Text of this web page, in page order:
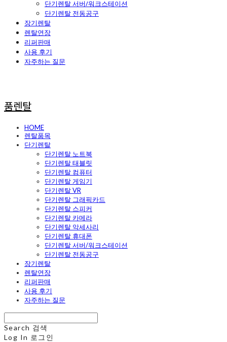
단기렌탈 서버/워크스테이션
단기렌탈 전동공구
장기렌탈
렌탈연장
리퍼판매
사용 후기
자주하는 질문
품렌탈
HOME
렌탈품목
단기렌탈
단기렌탈 노트북
단기렌탈 태블릿
단기렌탈 컴퓨터
단기렌탈 게임기
단기렌탈 VR
단기렌탈 그래픽카드
단기렌탈 스피커
단기렌탈 카메라
단기렌탈 악세사리
단기렌탈 휴대폰
단기렌탈 서버/워크스테이션
단기렌탈 전동공구
장기렌탈
렌탈연장
리퍼판매
사용 후기
자주하는 질문
Search 검색
Log In 로그인